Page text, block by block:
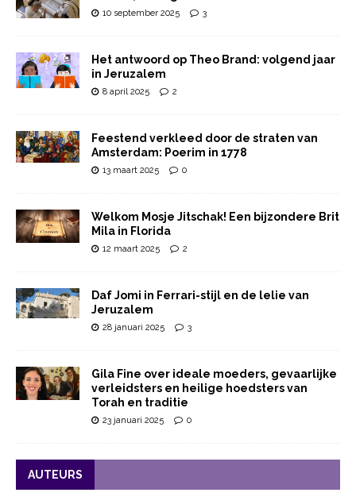
10 september 2025 3
Het antwoord op Theo Brand: volgend jaar
in Jeruzalem
8 april 2025 2
Feestend verkleed door de straten van
Amsterdam: Poerim in 1778
13 maart 2025 0
Welkom Mosje Jitschak! Een bijzondere Brit
Mila in Florida
12 maart 2025 2
Daf Jomi in Ferrari-stijl en de lelie van
Jeruzalem
28 januari 2025 3
Gila Fine over ideale moeders, gevaarlijke
verleidsters en heilige hoedsters van
Torah en traditie
23 januari 2025 0
AUTEURS